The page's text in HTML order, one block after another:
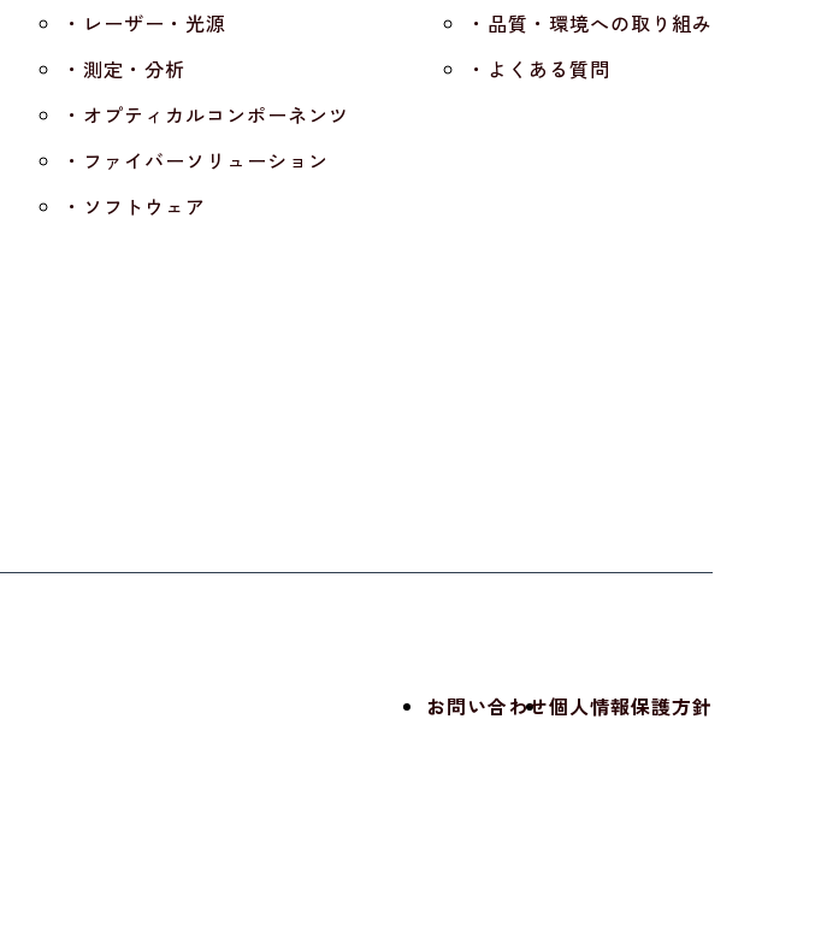
・レーザー・光源
・測定・分析
・オプティカルコンポーネンツ
・ファイバーソリューション
・ソフトウェア
・品質・環境への取り組み
・よくある質問
お問い合わせ個人情報保護方針